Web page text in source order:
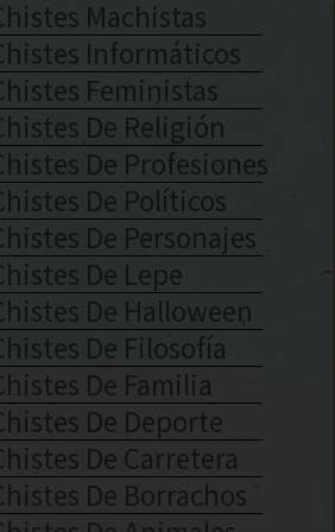
Machistas
Informáticos
Feministas
De Religión
De Profesiones
De Políticos
De Personajes
De Lepe
De Halloween
De Filosofía
De Familia
De Deporte
De Carretera
De Borrachos